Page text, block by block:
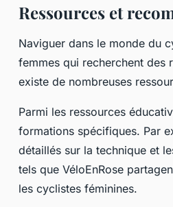
Ressources et
Naviguer dans le monde du
femmes qui recherchent des
existe de nombreuses
Parmi les ressources
formations spécifiques. Par
détaillés sur la technique et
tels que VéloEnRose
les cyclistes féminines.